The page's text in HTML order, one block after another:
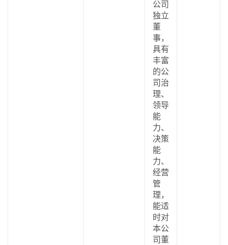
公司
独立
董
事，
具有
丰富
的公
司治
理、
领导
能
力、
决策
能
力、
经营
管
理，
能适
时对
本公
司董